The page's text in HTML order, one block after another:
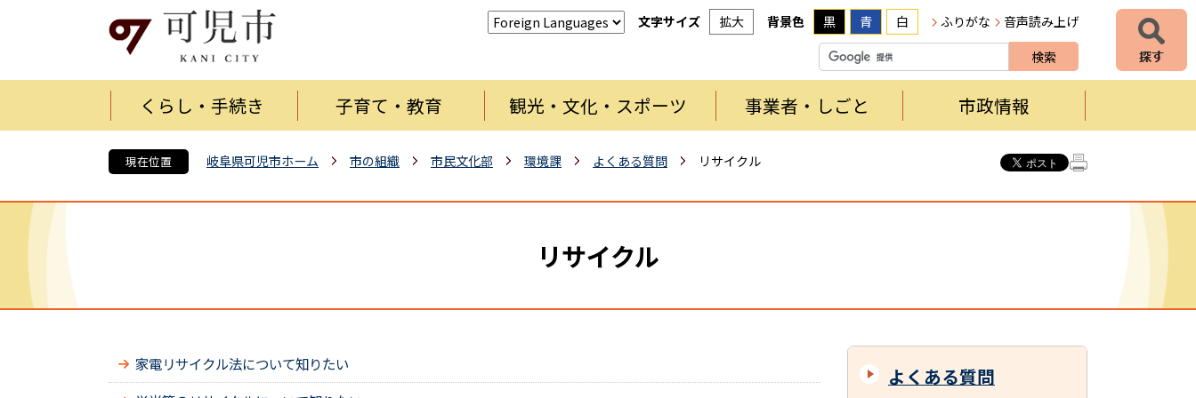
文字サイズ 拡大 背景色 黒 青 白 ふりがな 音声読み上げ
くらし・手続き 子育て・教育 観光・文化・スポーツ 事業者・しごと 市政情報
現在位置 岐阜県可児市ホーム 市の組織 市民文化部 環境課 よくある質問 リサイクル
リサイクル
家電リサイクル法について知りたい
よくある質問